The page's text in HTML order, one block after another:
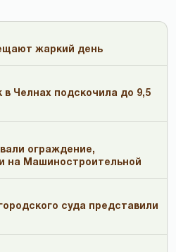
жаркий день
Челнах подскочила до 9,5
ограждение,
на Машиностроительной
суда представили